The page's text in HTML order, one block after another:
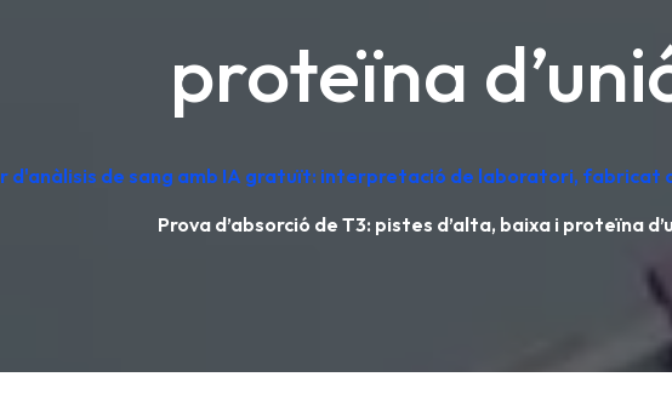
proteïna
d'anàlisis de sang amb IA gratuït: interpretació de laboratori, fabricat
Prova d’absorció de T3: pistes d’alta, baixa i proteïna